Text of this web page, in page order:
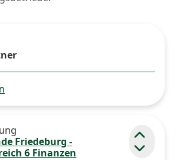
Friedeburg -
6 Finanzen